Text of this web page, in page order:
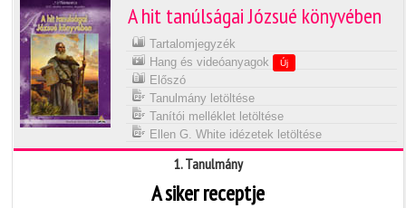
A hit tanúlságai Józsué könyvében
Tartalomjegyzék
Hang és videóanyagok
Új
Előszó
Tanulmány letöltése
Tanítói melléklet letöltése
Ellen G. White idézetek letöltése
1. Tanulmány
A siker receptje